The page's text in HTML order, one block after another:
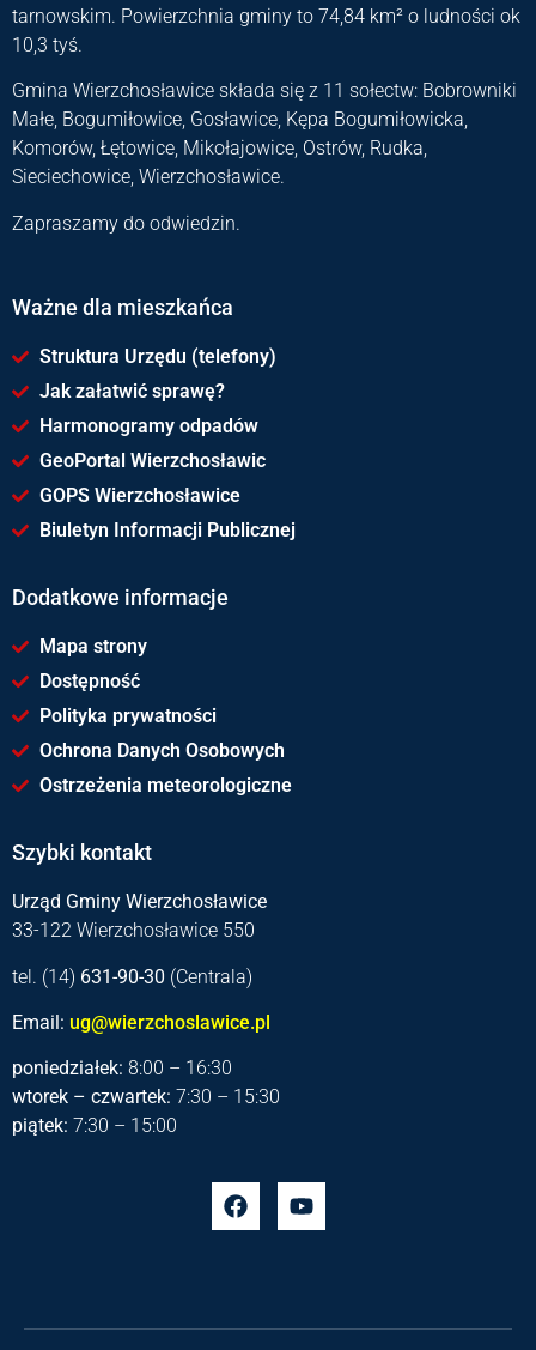
tarnowskim. Powierzchnia gminy to 74,84 km² o ludności ok
10,3 tyś.
Gmina Wierzchosławice składa się z 11 sołectw: Bobrowniki
Małe, Bogumiłowice, Gosławice, Kępa Bogumiłowicka,
Komorów, Łętowice, Mikołajowice, Ostrów, Rudka,
Sieciechowice, Wierzchosławice.
Zapraszamy do odwiedzin.
Ważne dla mieszkańca
Struktura Urzędu (telefony)
Jak załatwić sprawę?
Harmonogramy odpadów
GeoPortal Wierzchosławic
GOPS Wierzchosławice
Biuletyn Informacji Publicznej
Dodatkowe informacje
Mapa strony
Dostępność
Polityka prywatności
Ochrona Danych Osobowych
Ostrzeżenia meteorologiczne
Szybki kontakt
Urząd Gminy Wierzchosławice
33-122 Wierzchosławice 550
tel. (14) 631-90-30 (Centrala)
Email: ug@wierzchoslawice.pl
poniedziałek: 8:00 – 16:30
wtorek – czwartek: 7:30 – 15:30
piątek: 7:30 – 15:00